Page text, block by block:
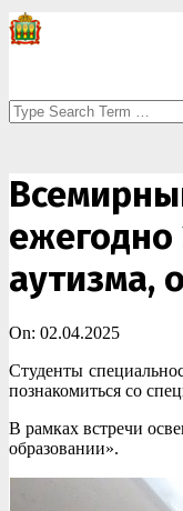
Search
ежегодно
аутизма,
On: 02.04.2025
Студенты
познакомиться со
В рамках встречи
образовании».